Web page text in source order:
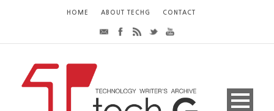
HOME ABOUT TECHG CONTACT